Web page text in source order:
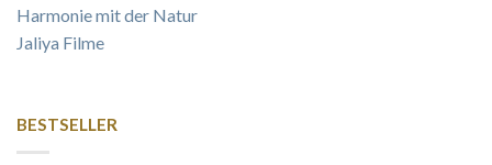
Harmonie mit der Natur
Jaliya Filme
BESTSELLER